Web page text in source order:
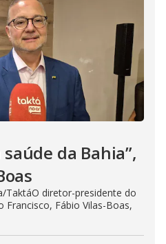
da Bahia”,
TaktáO diretor-presidente do
Francisco, Fábio Vilas-Boas,